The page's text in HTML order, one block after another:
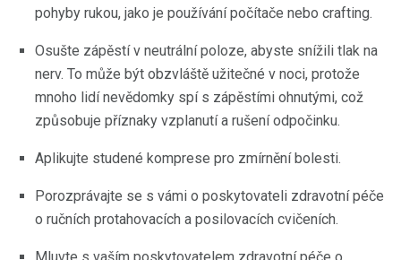
pohyby rukou, jako je používání počítače nebo crafting.
Osušte zápěstí v neutrální poloze, abyste snížili tlak na
nerv. To může být obzvláště užitečné v noci, protože
mnoho lidí nevědomky spí s zápěstími ohnutými, což
způsobuje příznaky vzplanutí a rušení odpočinku.
Aplikujte studené komprese pro zmírnění bolesti.
Porozprávajte se s vámi o poskytovateli zdravotní péče
o ručních protahovacích a posilovacích cvičeních.